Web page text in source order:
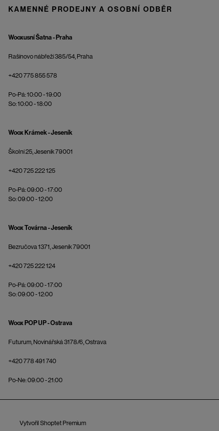
KAMENNÉ PRODEJNY A OSOBNÍ ODBĚR
Wooxusní Šatna - Praha
Rašínovo nábřeží 385/54, Praha
+420 775 855 578
Po-Pá: 10:00 - 19:00
So: 10:00 - 18:00
Woox Krámek - Jeseník
Školní 25, Jeseník 79001
+420 725 222 125
Po-Pá: 09:00 - 17:00
So: 09:00 - 12:00
Woox Továrna - Jeseník
Bezručova 1371, Jeseník 79001
+420 725 222 124
Po-Pá: 09:00 - 17:00
So: 09:00 - 12:00
Woox POP UP - Ostrava
Futurum, Novinářská 3178/6, Ostrava
+420 778 491 740
Po-Ne: 09:00 - 21:00
Vytvořil Shoptet Premium